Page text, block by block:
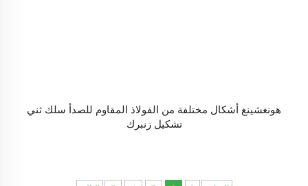
هونغشينغ أشكال مختلفة من الفولاذ المقاوم للصدأ سلك ثني
تشكيل زنبرك